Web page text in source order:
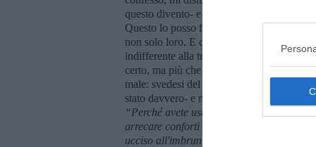
questo divento- e immedesimarmi nel
Questo lo posso fare senza vergognarmi,
non solo loro. E quando va male me la
indifferente alla tragedia o alla vittoria: ciò
certo, ma più che altro festeggio da me.
male: svedesi del cazzo, fanculo voi e
stato davvero- e mi avevano ucciso verso
“Perchéavete usurpato il ruolo degli dei
arrecare conforti soprannaturali, ma
ucciso all'imbrunire. Perch
il vostro